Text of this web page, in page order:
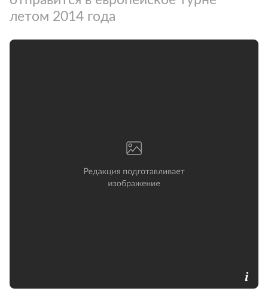
летом 2014 года